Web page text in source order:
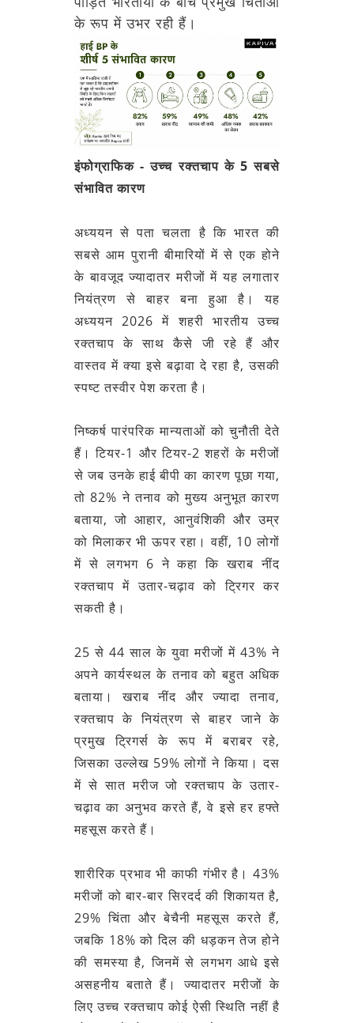
के रूप में उभर रही हैं।
इंफोग्राफिक - उच्च रक्तचाप के 5 सबसे
संभावित कारण
अध्ययन से पता चलता है कि भारत की
सबसे आम पुरानी बीमारियों में से एक होने
के बावजूद ज्यादातर मरीजों में यह लगातार
नियंत्रण से बाहर बना हुआ है। यह
अध्ययन 2026 में शहरी भारतीय उच्च
रक्तचाप के साथ कैसे जी रहे हैं और
वास्तव में क्या इसे बढ़ावा दे रहा है, उसकी
स्पष्ट तस्वीर पेश करता है।
निष्कर्ष पारंपरिक मान्यताओं को चुनौती देते
हैं। टियर-1 और टियर-2 शहरों के मरीजों
से जब उनके हाई बीपी का कारण पूछा गया,
तो 82% ने तनाव को मुख्य अनुभूत कारण
बताया, जो आहार, आनुवंशिकी और उम्र
को मिलाकर भी ऊपर रहा। वहीं, 10 लोगों
में से लगभग 6 ने कहा कि खराब नींद
रक्तचाप में उतार-चढ़ाव को ट्रिगर कर
सकती है।
25 से 44 साल के युवा मरीजों में 43% ने
अपने कार्यस्थल के तनाव को बहुत अधिक
बताया। खराब नींद और ज्‍यादा तनाव,
रक्तचाप के नियंत्रण से बाहर जाने के
प्रमुख ट्रिगर्स के रूप में बराबर रहे,
जिसका उल्लेख 59% लोगों ने किया। दस
में से सात मरीज जो रक्तचाप के उतार-
चढ़ाव का अनुभव करते हैं, वे इसे हर हफ्ते
महसूस करते हैं।
शारीरिक प्रभाव भी काफी गंभीर है। 43%
मरीजों को बार-बार सिरदर्द की शिकायत है,
29% चिंता और बेचैनी महसूस करते हैं,
जबकि 18% को दिल की धड़कन तेज होने
की समस्या है, जिनमें से लगभग आधे इसे
असहनीय बताते हैं। ज्यादातर मरीजों के
लिए उच्च रक्तचाप कोई ऐसी स्थिति नहीं है